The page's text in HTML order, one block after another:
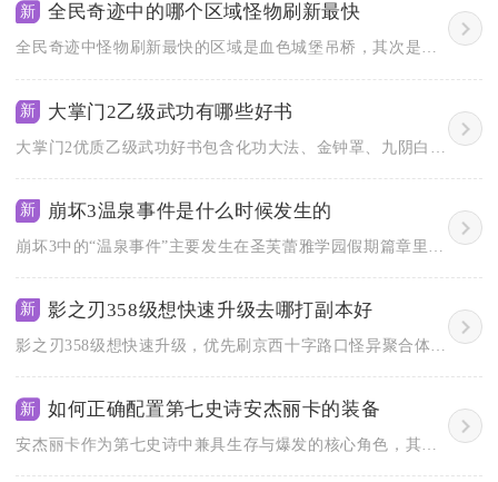
新 全民奇迹中的哪个区域怪物刷新最快
全民奇迹中怪物刷新最快的区域是血色城堡吊桥，其次是恶魔广场与...
新 大掌门2乙级武功有哪些好书
新 崩坏3温泉事件是什么时候发生的
新 影之刃358级想快速升级去哪打副本好
新 如何正确配置第七史诗安杰丽卡的装备